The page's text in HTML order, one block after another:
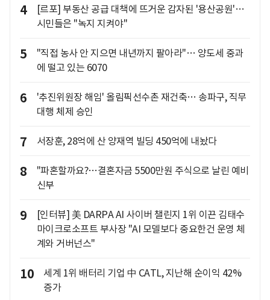
4
[르포] 부동산 공급 대책에 뜨거운 감자된 '용산공원'…
시민들은 "녹지 지켜야"
5
"직접 농사 안 지으면 내년까지 팔아라"… 양도세 중과
에 떨고 있는 6070
6
'추진위원장 해임' 올림픽선수촌 재건축… 송파구, 직무
대행 체제 승인
7 서장훈, 28억에 산 양재역 빌딩 450억에 내놨다
8
"파혼할까요?…결혼자금 5500만원 주식으로 날린 예비
신부
9
[인터뷰] 美 DARPA AI 사이버 챌린지 1위 이끈 김태수
마이크로소프트 부사장 "AI 모델보다 중요한건 운영 체
계와 거버넌스"
10
세계 1위 배터리 기업 中 CATL, 지난해 순이익 42%
증가